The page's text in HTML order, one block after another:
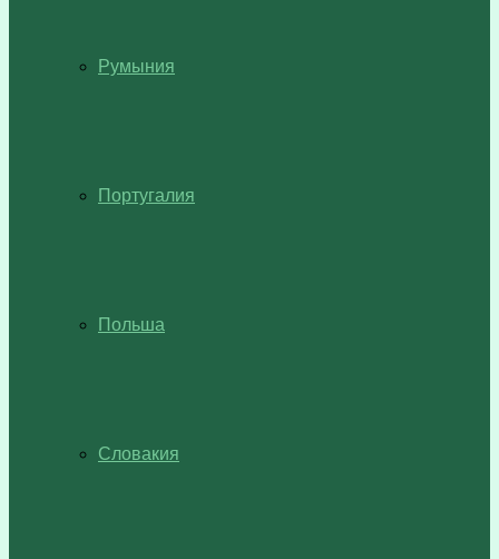
Румыния
Португалия
Польша
Словакия